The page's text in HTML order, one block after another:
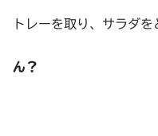
トレーを取り、サラダを
ん？